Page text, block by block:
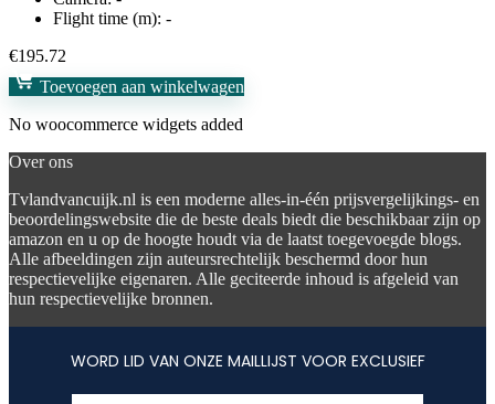
Flight time (m): -
€195.72
Toevoegen aan winkelwagen
No woocommerce widgets added
Over ons
Tvlandvancuijk.nl is een moderne alles-in-één prijsvergelijkings- en
beoordelingswebsite die de beste deals biedt die beschikbaar zijn op
amazon en u op de hoogte houdt via de laatst toegevoegde blogs.
Alle afbeeldingen zijn auteursrechtelijk beschermd door hun
respectievelijke eigenaren. Alle geciteerde inhoud is afgeleid van
hun respectievelijke bronnen.
WORD LID VAN ONZE MAILLIJST VOOR EXCLUSIEF